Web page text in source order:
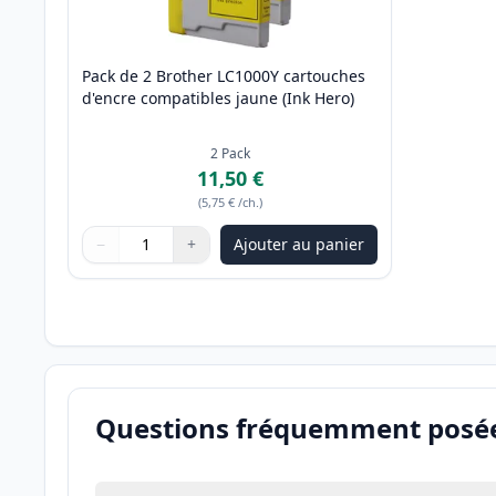
Pack de 2 Brother LC1000Y cartouches
d'encre compatibles jaune (Ink Hero)
2 Pack
11,50 €
(5,75 € /ch.)
Quantité
Utilisez les boutons pour ajuster
− +
Quantité Ajouter au panier
Questions fréquemment